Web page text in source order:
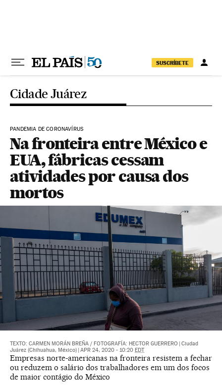
SUSCRÍBETE
Cidade Juárez
PANDEMIA DE CORONAVÍRUS
Na fronteira entre México e
EUA, fábricas cessam
atividades por causa dos
mortos
TEXTO: CARMEN MORÁN BREÑA / FOTOGRAFÍA: HECTOR GUERRERO
Ciudad
Juárez (Chihuahua, México) APR 24, 2020 - 10:20 EDT
Empresas norte-americanas na fronteira resistem a fechar
ou reduzem o salário dos trabalhadores em um dos focos
de maior contágio do México